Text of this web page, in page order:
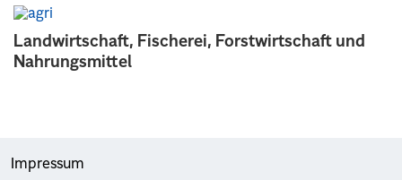
Landwirtschaft, Fischerei, Forstwirtschaft und
Nahrungsmittel
Impressum